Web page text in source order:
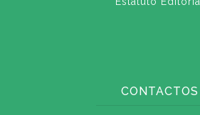
CONTACTOS